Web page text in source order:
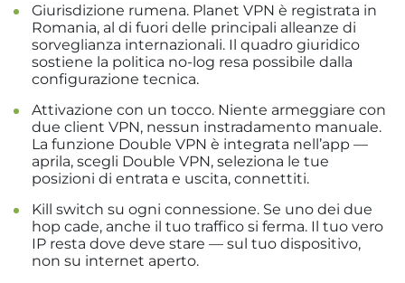
Giurisdizione rumena. Planet VPN è registrata in
Romania, al di fuori delle principali alleanze di
sorveglianza internazionali. Il quadro giuridico
sostiene la politica no-log resa possibile dalla
configurazione tecnica.
Attivazione con un tocco. Niente armeggiare con
due client VPN, nessun instradamento manuale.
La funzione Double VPN è integrata nell’app —
aprila, scegli Double VPN, seleziona le tue
posizioni di entrata e uscita, connettiti.
Kill switch su ogni connessione. Se uno dei due
hop cade, anche il tuo traffico si ferma. Il tuo vero
IP resta dove deve stare — sul tuo dispositivo,
non su internet aperto.